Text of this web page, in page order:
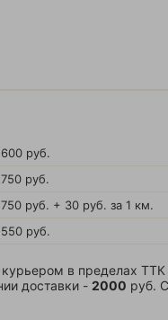
600 руб.
750 руб.
750 руб. + 30 руб. за 1 км.
550 руб.
в пределах ТТК
доставки - 2000 руб.